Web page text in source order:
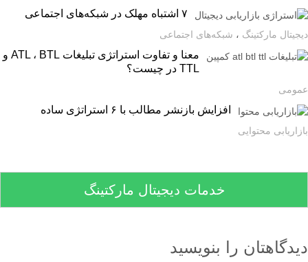
مارکتینگ،شبکه‌های اجتماعی
معنا و تفاوت استراتژی تبلیغات ATL ، BTL و
TTL در چیست؟
افزایش بازنشر مطالب با ۶ استراتژی ساده
محتوایی
خدمات دیجیتال مارکتینگ
را بنویسید